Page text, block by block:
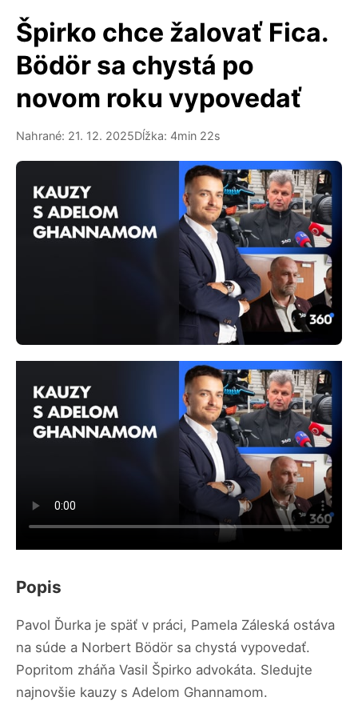
Špirko chce žalovať Fica.
Bödör sa chystá po
novom roku vypovedať
Nahrané: 21. 12. 2025Dĺžka: 4min 22s
Popis
Pavol Ďurka je späť v práci, Pamela Záleská ostáva
na súde a Norbert Bödör sa chystá vypovedať.
Popritom zháňa Vasil Špirko advokáta. Sledujte
najnovšie kauzy s Adelom Ghannamom.